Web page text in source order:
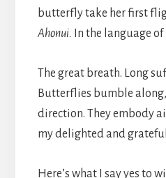
butterfly take her first
Ahonui. In the language
The great breath. Long
Butterflies bumble
direction. They embody
my delighted and
Here’s what I say yes to